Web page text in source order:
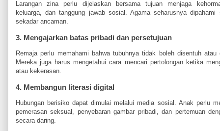
Larangan zina perlu dijelaskan bersama tujuan menjaga
keluarga, dan tanggung jawab sosial. Agama seharusnya dipahami
sekadar ancaman.
3. Mengajarkan batas pribadi dan persetujuan
Remaja perlu memahami bahwa tubuhnya tidak boleh disentuh
Mereka juga harus mengetahui cara mencari pertolongan ketika
atau kekerasan.
4. Membangun literasi digital
Hubungan berisiko dapat dimulai melalui media sosial. Anak perlu
pemerasan seksual, penyebaran gambar pribadi, dan pertemuan
secara daring.